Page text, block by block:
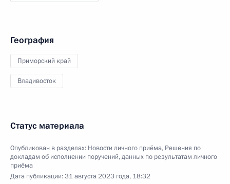
География
Приморский край
Владивосток
Статус материала
Опубликован в разделах: Новости личного приёма, Решения по
докладам об исполнении поручений, данных по результатам личного
приёма
Дата публикации:31 августа 2023 года, 18:32